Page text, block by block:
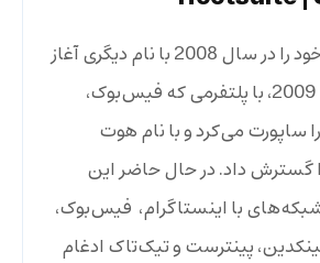
هوت سوییت کار خود را در سال 2008 با نام دیگری آغاز
کرده بود و در سال 2009، با پلتفرمی که فیس‌بوک،
ساپورت می‌کرد و با نام هوت
گسترش داد. در حال حاضر این
شبکه‌های با اینستاگرام، فیس‌بوک،
پینترست و تیک‌تاک ادغام